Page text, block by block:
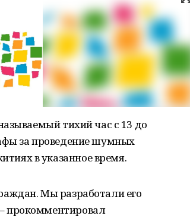
тихий час с 13 до
за проведение шумных
в указанное время.
Мы разработали его
прокомментировал